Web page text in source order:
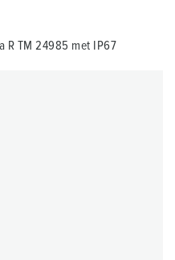
R TM 24985 met IP67